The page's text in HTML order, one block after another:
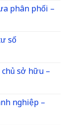
phân phối –
số
sở hữu –
nghiệp –